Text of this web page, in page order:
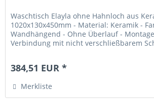
Waschtisch Elayla ohne Hahnloch aus
1020x130x450mm - Material: Keramik -
Wandhängend - Ohne Überlauf -
Verbindung mit nicht verschließbarem
384,51 EUR *
Merkliste